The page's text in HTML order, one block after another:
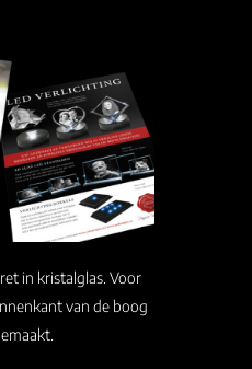
in kristalglas. Voor
van de boog